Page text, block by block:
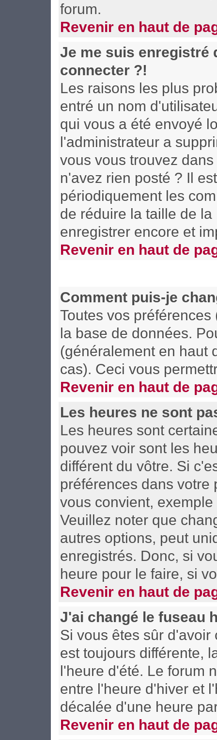
forum.
Revenir en haut de
Je me suis enregistré
connecter ?!
Les raisons les plus
entré un nom
qui vous a été envoyé
l'administrateur a
vous vous trouvez
n'avez rien posté ? Il
périodiquement les
de réduire la taille de
enregistrer encore et
Revenir en haut de
Comment puis-je
Toutes vos
la base de données.
(généralement en haut
cas). Ceci vous
Revenir en haut de
Les heures ne sont
Les heures sont
pouvez voir sont les
différent du vôtre. Si
préférences dans
vous convient,
Veuillez noter que
autres options, peut
enregistrés. Donc, si
heure pour le faire, si
Revenir en haut de
J'ai changé le fuseau
Si vous êtes sûr
est toujours différente,
l'heure d'été. Le forum
entre l'heure d'hiver et
décalée d'une heure
Revenir en haut de